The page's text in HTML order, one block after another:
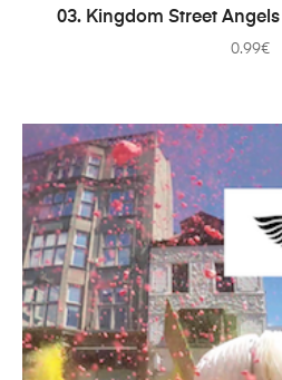
03. Kingdom Street
0.99€